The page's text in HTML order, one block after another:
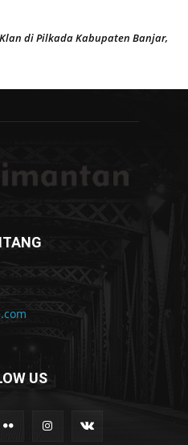
Klan di Pilkada Kabupaten Banjar,
US